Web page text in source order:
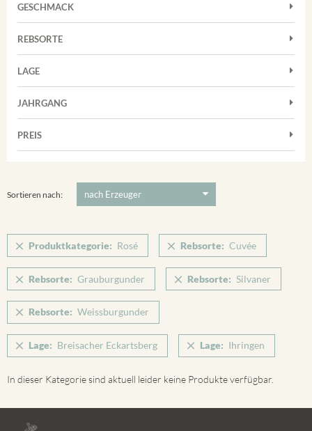
Rosé
Weißwein
GESCHMACK
Trocken
REBSORTE
Chardonnay
Grauburgunder
Riesling
Spätburgunder
LAGE
Achkarrer Schlossberg
Vorderer Winklerberg
Winklerberg Hinter Winklen
Winklerberg Winklen
Ihringen
JAHRGANG
PREIS
Sortieren nach:
Produktkategorie: Rosé Rebsorte: Cuvée
Rebsorte: Grauburgunder Rebsorte: Silvaner
Rebsorte: Weissburgunder
Lage: Breisacher Eckartsberg Lage: Ihringen
In dieser Kategorie sind aktuell leider keine Produkte verfügbar.